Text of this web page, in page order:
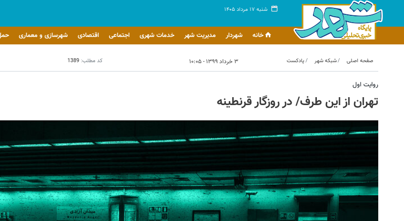
شنبه ۱۷ مرداد ۱۴۰۵
خانه شهردار مدیریت شهر خدمات شهری اجتماعی اقتصادی شهرسازی و معماری
صفحه اصلی شبکه شهر پادکست ۳ خرداد ۱۳۹۹ - ۱۰:۰۵ کد مطلب: 1389
روایت اول
تهران از این طرف/ در روزگار قرنطینه